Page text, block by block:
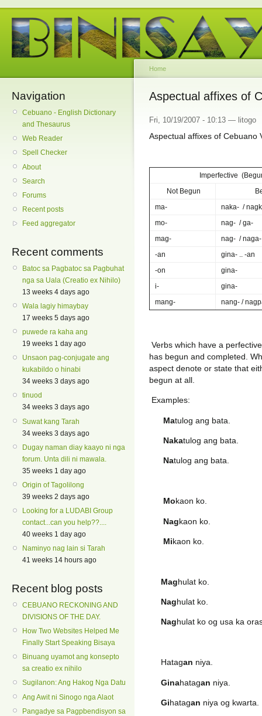
Navigation
Cebuano - English Dictionary
and Thesaurus
Web Reader
Spell Checker
About
Search
Forums
Recent posts
Feed aggregator
Recent comments
Batoc sa Pagbatoc sa Pagbuhat
nga sa Uala (Creatio ex Nihilo)
13 weeks 4 days ago
Wala lagiy himaybay
17 weeks 5 days ago
puwede ra kaha ang
19 weeks 1 day ago
Unsaon pag-conjugate ang
kukabildo o hinabi
34 weeks 3 days ago
tinuod
34 weeks 3 days ago
Suwat kang Tarah
34 weeks 3 days ago
Dugay naman diay kaayo ni nga
forum. Unta dili ni mawala.
35 weeks 1 day ago
Origin of Tagolilong
39 weeks 2 days ago
Looking for a LUDABI Group
contact...can you help??....
40 weeks 1 day ago
Naminyo nag lain si Tarah
41 weeks 14 hours ago
Recent blog posts
CEBUANO RECKONING AND
DIVISIONS OF THE DAY.
How Two Websites Helped Me
Finally Start Speaking Bisaya
Binuang uyamot ang konsepto
sa creatio ex nihilo
Sugilanon: Ang Hakog Nga Datu
Ang Awit ni Sinogo nga Alaot
Pangadye sa Pagpbendisyon sa
Home
Aspectual affixes of
Fri, 10/19/2007 - 10:13 — litogo
Aspectual affixes of Cebuano
Imperfective
Not Begun
ma-
naka- /
mo-
nag- / ga-
mag-
nag- / naga-
-an
gina- .. -an
-on
gina-
i-
gina-
mang-
nang- /
Verbs which have a
has begun and completed.
aspect denote or state that
begun at all.
Examples:
Matulog ang bata.
Nakatulog ang bata.
Natulog ang bata.
Mokaon ko. I
Nagkaon ko. I
Mikaon ko. I
Maghulat ko. I
Naghulat ko. I
Naghulat ko og usa ka
Hatagan niya.
Ginahatagan niya.
Gihatagan niya og